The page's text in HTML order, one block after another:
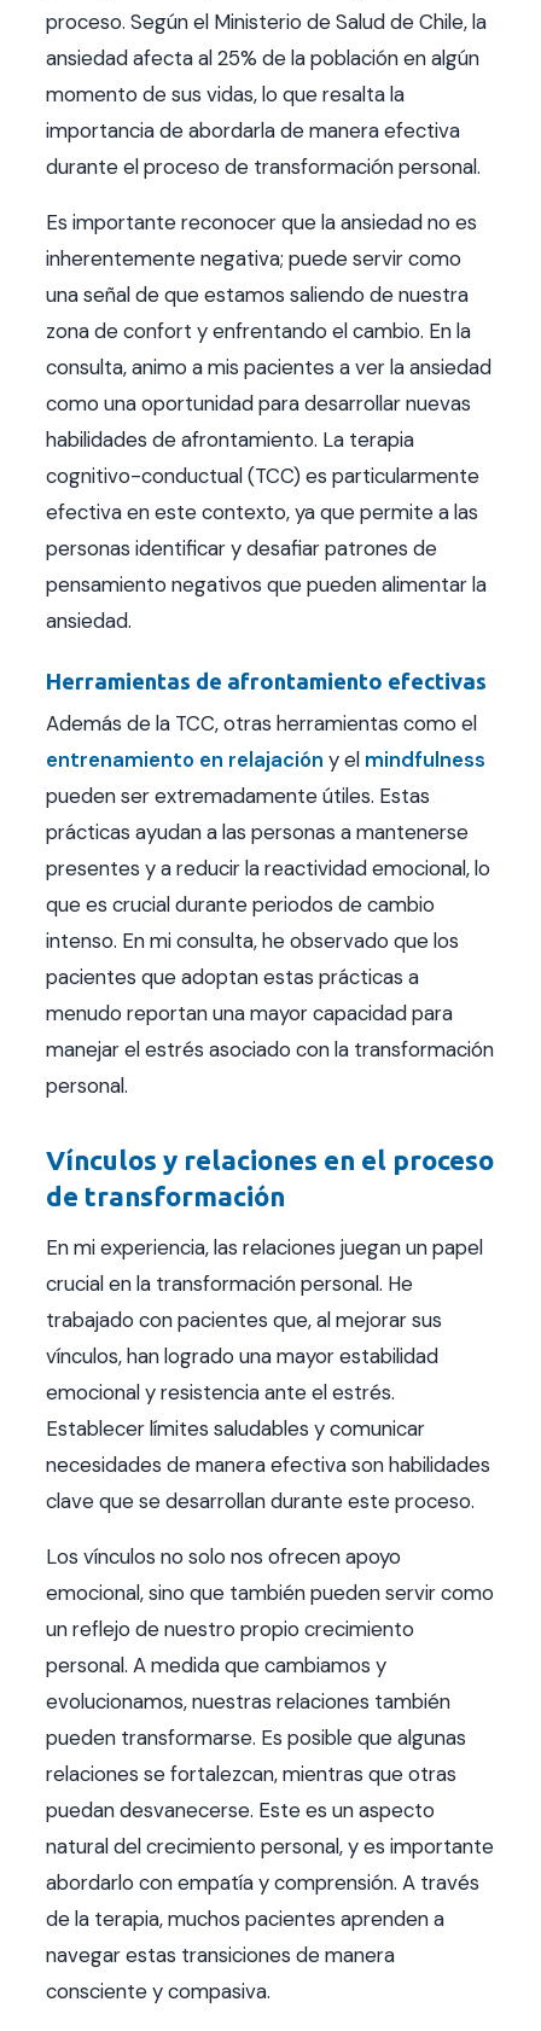
proceso. Según el Ministerio de Salud de Chile, la
ansiedad afecta al 25% de la población en algún
momento de sus vidas, lo que resalta la
importancia de abordarla de manera efectiva
durante el proceso de transformación personal.
Es importante reconocer que la ansiedad no es
inherentemente negativa; puede servir como
una señal de que estamos saliendo de nuestra
zona de confort y enfrentando el cambio. En la
consulta, animo a mis pacientes a ver la ansiedad
como una oportunidad para desarrollar nuevas
habilidades de afrontamiento. La terapia
cognitivo-conductual (TCC) es particularmente
efectiva en este contexto, ya que permite a las
personas identificar y desafiar patrones de
pensamiento negativos que pueden alimentar la
ansiedad.
Herramientas de afrontamiento efectivas
Además de la TCC, otras herramientas como el
entrenamiento en relajación y el mindfulness
pueden ser extremadamente útiles. Estas
prácticas ayudan a las personas a mantenerse
presentes y a reducir la reactividad emocional, lo
que es crucial durante periodos de cambio
intenso. En mi consulta, he observado que los
pacientes que adoptan estas prácticas a
menudo reportan una mayor capacidad para
manejar el estrés asociado con la transformación
personal.
Vínculos y relaciones en el proceso
de transformación
En mi experiencia, las relaciones juegan un papel
crucial en la transformación personal. He
trabajado con pacientes que, al mejorar sus
vínculos, han logrado una mayor estabilidad
emocional y resistencia ante el estrés.
Establecer límites saludables y comunicar
necesidades de manera efectiva son habilidades
clave que se desarrollan durante este proceso.
Los vínculos no solo nos ofrecen apoyo
emocional, sino que también pueden servir como
un reflejo de nuestro propio crecimiento
personal. A medida que cambiamos y
evolucionamos, nuestras relaciones también
pueden transformarse. Es posible que algunas
relaciones se fortalezcan, mientras que otras
puedan desvanecerse. Este es un aspecto
natural del crecimiento personal, y es importante
abordarlo con empatía y comprensión. A través
de la terapia, muchos pacientes aprenden a
navegar estas transiciones de manera
consciente y compasiva.